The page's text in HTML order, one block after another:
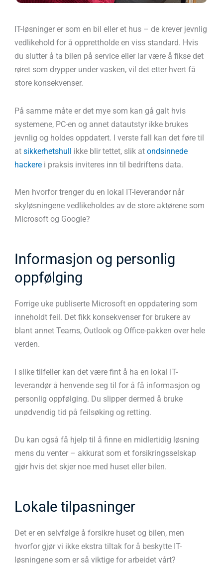
IT-løsninger er som en bil eller et hus – de krever jevnlig
vedlikehold for å opprettholde en viss standard. Hvis
du slutter å ta bilen på service eller lar være å fikse det
røret som drypper under vasken, vil det etter hvert få
store konsekvenser.
På samme måte er det mye som kan gå galt hvis
systemene, PC-en og annet datautstyr ikke brukes
jevnlig og holdes oppdatert. I verste fall kan det føre til
at sikkerhetshull ikke blir tettet, slik at ondsinnede
hackerei praksis inviteres inn til bedriftens data.
Men hvorfor trenger du en lokal IT-leverandør når
skyløsningene vedlikeholdes av de store aktørene som
Microsoft og Google?
Informasjon og personlig
oppfølging
Forrige uke publiserte Microsoft en oppdatering som
inneholdt feil. Det fikk konsekvenser for brukere av
blant annet Teams, Outlook og Office-pakken over hele
verden.
I slike tilfeller kan det være fint å ha en lokal IT-
leverandør å henvende seg til for å få informasjon og
personlig oppfølging. Du slipper dermed å bruke
unødvendig tid på feilsøking og retting.
Du kan også få hjelp til å finne en midlertidig løsning
mens du venter – akkurat som et forsikringsselskap
gjør hvis det skjer noe med huset eller bilen.
Lokale tilpasninger
Det er en selvfølge å forsikre huset og bilen, men
hvorfor gjør vi ikke ekstra tiltak for å beskytte IT-
løsningene som er så viktige for arbeidet vårt?